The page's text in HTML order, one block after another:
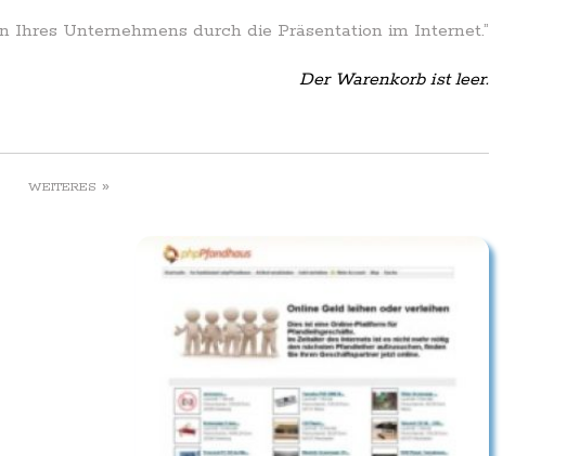
Ihres Unternehmens durch die Präsentation im Internet.”
Der Warenkorb ist leer.
WEITERES »